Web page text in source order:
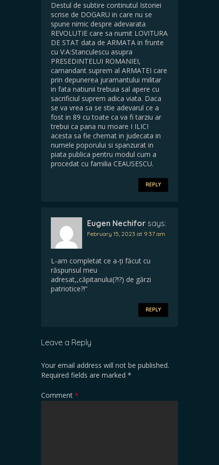
Destul de subtire continutul Istoriei
scrise de DOGARU in care nu se
spune nimic despre adevarata
REVOLUTIE care sa numit LOVITURA
DE STAT data de ARMATA in frunte
cu V:A:Stanculescu asupra
PRESEDINTELUI ROMANIEI,
camandant suprem al ARMATEI care
prin depunerea juramantului militar
in fata natiunii trebuia sal apere cu
sacrificiul suprem adica viata. Daca
se va vrea sa se stie adevarul ce a
fost in 89 cu toate ca va fi tarziu ar
trebui ca pana nu moare I ILICI
acesta sa fie chemat in judecata in
numele poporului si spanzurat in
piata publica pentru modul cum a
procedat cu familia CEAUSESCU.
REPLY
Eugen Nechifor says:
February 15, 2023 at 9:37 am
L-am completat ce a-ți făcut cu
răspunsul meu
adresat,,căpitanului(?!?) de gărzi
patriotice?!”
REPLY
Leave a Reply
Your email address will not be published.
Required fields are marked *
Comment *